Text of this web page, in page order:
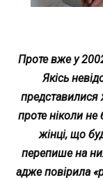
Проте вже у
Якісь
представилися
проте ніколи
жінці, що
перепише на
адже повірила